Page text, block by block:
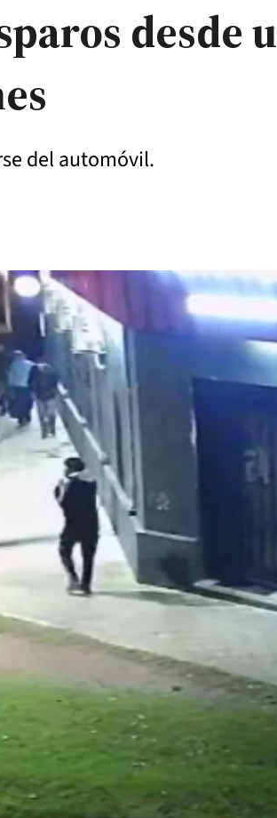
desde
del automóvil.